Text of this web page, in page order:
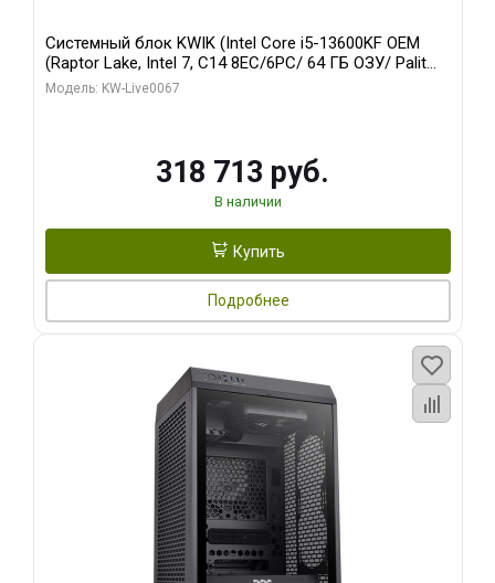
Системный блок KWIK (Intel Core i5-13600KF OEM
(Raptor Lake, Intel 7, C14 8EC/6PC/ 64 ГБ ОЗУ/ Palit
RTX5080 GAMINGPRO OC 16GB GDDR7 256bit 3xDP
Модель: KW-Live0067
318 713 руб.
В наличии
Купить
Подробнее